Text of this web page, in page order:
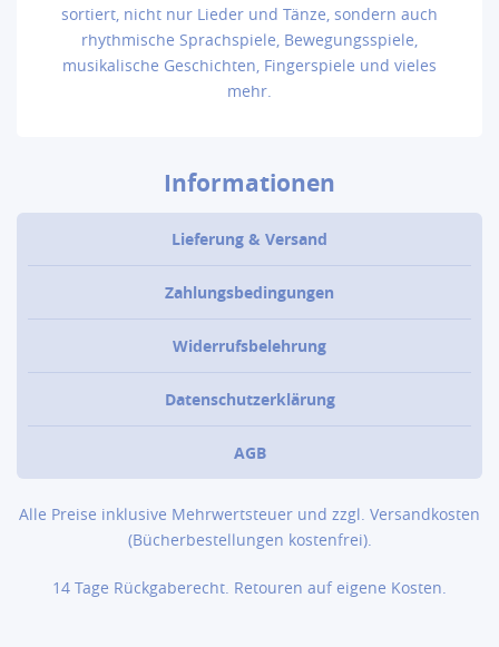
sortiert, nicht nur Lieder und Tänze, sondern auch
rhythmische Sprachspiele, Bewegungsspiele,
musikalische Geschichten, Fingerspiele und vieles
mehr.
Informationen
Lieferung & Versand
Zahlungsbedingungen
Widerrufsbelehrung
Datenschutzerklärung
AGB
Alle Preise inklusive Mehrwertsteuer und zzgl. Versandkosten
(Bücher­bestellungen kostenfrei).
14 Tage Rückgaberecht. Retouren auf eigene Kosten.